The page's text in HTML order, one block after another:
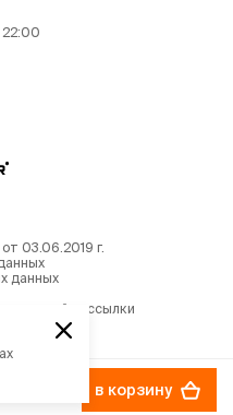
в корзину
22:00
03.06.2019 г.
данных
рассылки